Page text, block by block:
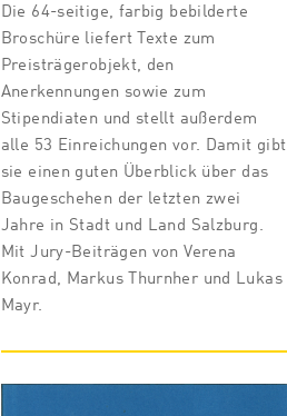
Die 64-seitige, farbig bebilderte
Broschüre liefert Texte zum
Preisträgerobjekt, den
Anerkennungen sowie zum
Stipendiaten und stellt außerdem
alle 53 Einreichungen vor. Damit gibt
sie einen guten Überblick über das
Baugeschehen der letzten zwei
Jahre in Stadt und Land Salzburg.
Mit Jury-Beiträgen von Verena
Konrad, Markus Thurnher und Lukas
Mayr.